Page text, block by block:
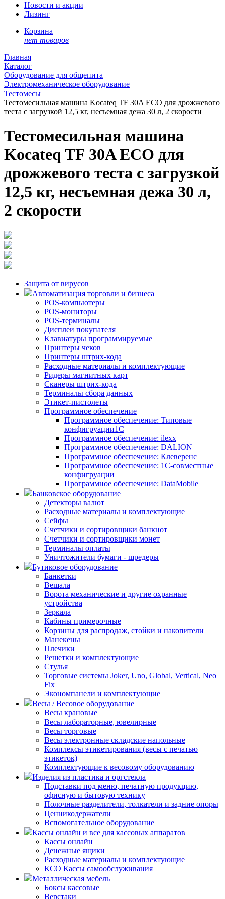
Новости и акции
Лизинг
Корзина
нет товаров
Главная
Каталог
Оборудование для общепита
Электромеханическое оборудование
Тестомесы
Тестомесильная машина Kocateq TF 30A ECO для дрожжевого
теста с загрузкой 12,5 кг, несъемная дежа 30 л, 2 скорости
Тестомесильная машина
Kocateq TF 30A ECO для
дрожжевого теста с загрузкой
12,5 кг, несъемная дежа 30 л,
2 скорости
Защита от вирусов
Автоматизация торговли и бизнеса
POS-компьютеры
POS-мониторы
POS-терминалы
Дисплеи покупателя
Клавиатуры программируемые
Принтеры чеков
Принтеры штрих-кода
Расходные материалы и комплектующие
Ридеры магнитных карт
Сканеры штрих-кода
Терминалы сбора данных
Этикет-пистолеты
Программное обеспечение
Программное обеспечение: Типовые
конфигруации1С
Программное обеспечение: ilexx
Программное обеспечение: DALION
Программное обеспечение: Клеверенс
Программное обеспечение: 1С-совместные
конфигруации
Программное обеспечение: DataMobile
Банковское оборудование
Детекторы валют
Расходные материалы и комплектующие
Сейфы
Счетчики и сортировщики банкнот
Счетчики и сортировщики монет
Терминалы оплаты
Уничтожители бумаги - шредеры
Бутиковое оборудование
Банкетки
Вешала
Ворота механические и другие охранные
устройства
Зеркала
Кабины примерочные
Корзины для распродаж, стойки и накопители
Манекены
Плечики
Решетки и комплектующие
Стулья
Торговые системы Joker, Uno, Global, Vertical, Neo
Fix
Экономпанели и комплектующие
Весы / Весовое оборудование
Весы крановые
Весы лабораторные, ювелирные
Весы торговые
Весы электронные складские напольные
Комплексы этикетирования (весы с печатью
этикеток)
Комплектующие к весовому оборудованию
Изделия из пластика и оргстекла
Подставки под меню, печатную продукцию,
офисную и бытовую технику
Полочные разделители, толкатели и задние опоры
Ценникодержатели
Вспомогательное оборудование
Кассы онлайн и все для кассовых аппаратов
Кассы онлайн
Денежные ящики
Расходные материалы и комплектующие
КСО Кассы самообслуживания
Металлическая мебель
Боксы кассовые
Верстаки